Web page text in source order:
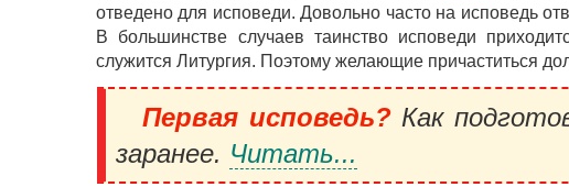
отведено для исповеди. Довольно часто на исповедь
В большинстве случаев таинство исповеди
служится Литургия. Поэтому желающие причаститься
Первая исповедь?Как
заранее. Читать...